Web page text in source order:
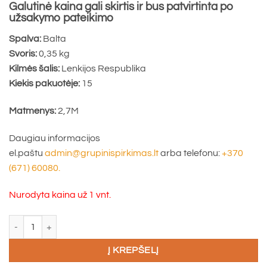
Galutinė kaina gali skirtis ir bus patvirtinta po
užsakymo pateikimo
Spalva: Balta
Svoris:0,35 kg
Kilmės šalis: Lenkijos Respublika
Kiekis pakuotėje: 15
Matmenys:2,7M
Daugiau informacijos
el.paštu admin@grupinispirkimas.ltarba telefonu:+370
(671) 60080.
Nurodyta kaina už 1 vnt.
Į KREPŠELĮ